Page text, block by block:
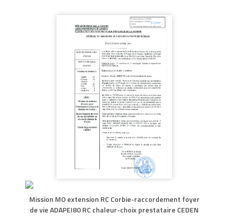
Mission MO extension RC Corbie-raccordement foyer
de vie ADAPEI80 RC chaleur-choix prestataire CEDEN